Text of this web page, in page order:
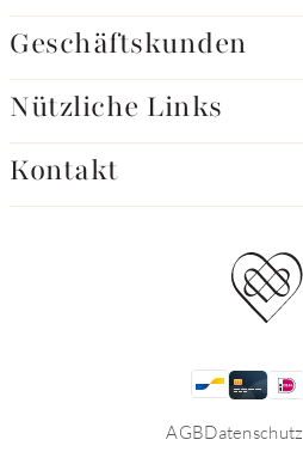
Geschäftskunden
Nützliche Links
Kontakt
AGBDatenschutz